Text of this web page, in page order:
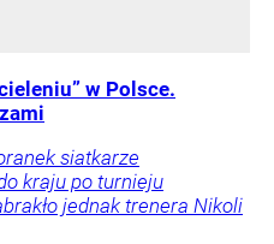
w Polsce.
siatkarze
kraju po turnieju
jednak trenera Nikoli